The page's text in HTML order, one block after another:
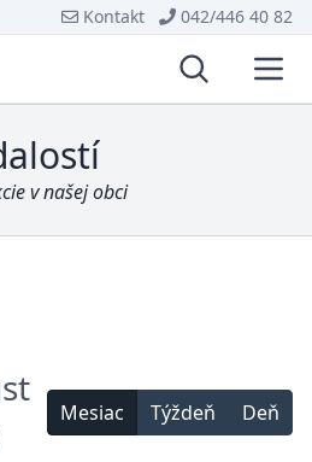
Kontakt 042/446 40 82
Vyhľadávanie
v našej obci
Mesiac Týždeň Deň